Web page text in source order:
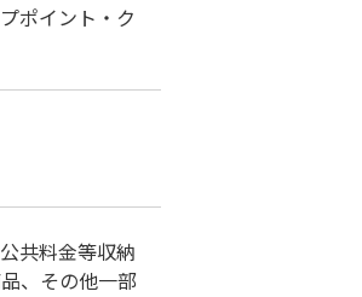
ポイント・ク
共料金等収納
、その他一部